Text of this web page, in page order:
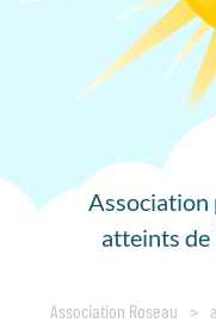
Association
atteints de
Association Roseau >